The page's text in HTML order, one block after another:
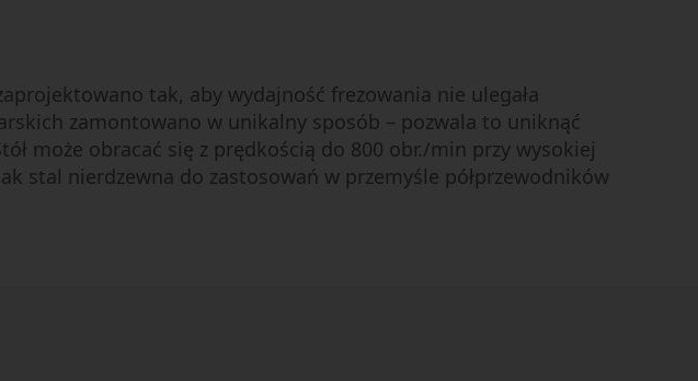
tak, aby wydajność frezowania nie ulegała
zamontowano w unikalny sposób – pozwala to uniknąć
może obracać się z prędkością do 800 obr./min przy wysokiej
stal nierdzewna do zastosowań w przemyśle półprzewodników